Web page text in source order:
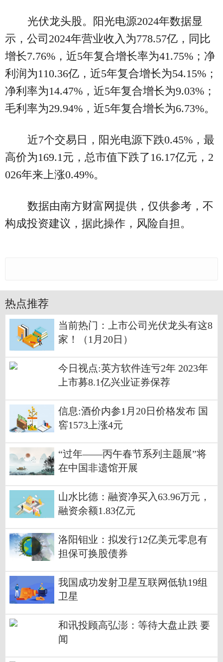
光伏龙头股。阳光电源2024年数据显
示，公司2024年营业收入为778.57亿，同比
增长7.76%，近5年复合增长率为41.75%；净
利润为110.36亿，近5年复合增长为54.15%；
净利率为14.47%，近5年复合增长为9.03%；
毛利率为29.94%，近5年复合增长为6.73%。
近7个交易日，阳光电源下跌0.45%，最
高价为169.1元，总市值下跌了16.17亿元，2
026年来上涨0.49%。
数据由南方财富网提供，仅供参考，不
构成投资建议，据此操作，风险自担。
热点推荐
当前热门：上市公司光伏龙头有这8
家！（1月20日）
今日视点:英方软件连亏2年 2023年
上市募8.1亿兴业证券保荐
信息:酒价内参1月20日价格发布 国
窖1573上涨4元
“过年——丙午春节系列主题展”将
在中国非遗馆开展
山水比德：融资净买入63.96万元，
融资余额1.83亿元
洛阳钼业：拟发行12亿美元零息有
担保可换股债券
我国成功发射卫星互联网低轨19组
卫星
和讯投顾高弘澎：等待大盘止跌 要
闻